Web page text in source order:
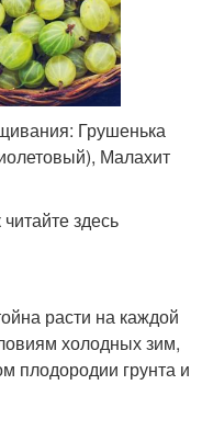
Грушенька
Малахит
здесь
расти на каждой
холодных зим,
плодородии грунта и